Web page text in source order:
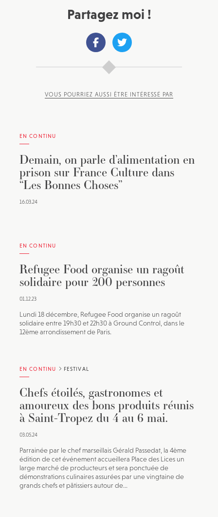
Partagez moi !
VOUS POURRIEZ AUSSI ÊTRE INTÉRESSÉ PAR
EN CONTINU
Demain, on parle d’alimentation en
prison sur France Culture dans
“Les Bonnes Choses”
16.03.24
EN CONTINU
Refugee Food organise un ragoût
solidaire pour 200 personnes
01.12.23
Lundi 18 décembre, Refugee Food organise un ragoût
solidaire entre 19h30 et 22h30 à Ground Control, dans le
12ème arrondissement de Paris.
EN CONTINU FESTIVAL
Chefs étoilés, gastronomes et
amoureux des bons produits réunis
à Saint-Tropez du 4 au 6 mai.
03.05.24
Parrainée par le chef marseillais Gérald Passedat, la 4ème
édition de cet événement accueillera Place des Lices un
large marché de producteurs et sera ponctuée de
démonstrations culinaires assurées par une vingtaine de
grands chefs et pâtissiers autour de...